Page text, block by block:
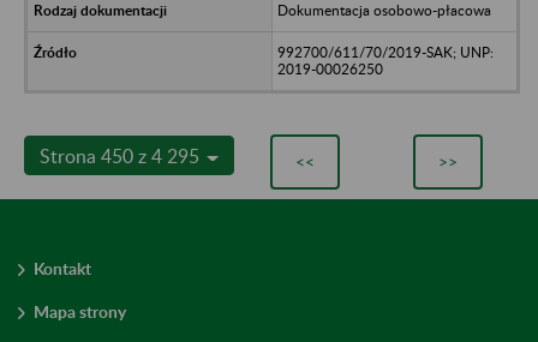
Dokumentacja osobowo-płacowa
992700/611/70/2019-SAK; UNP:
2019-00026250
Strona 450 z 4 295 << >>
Kontakt
Mapa strony